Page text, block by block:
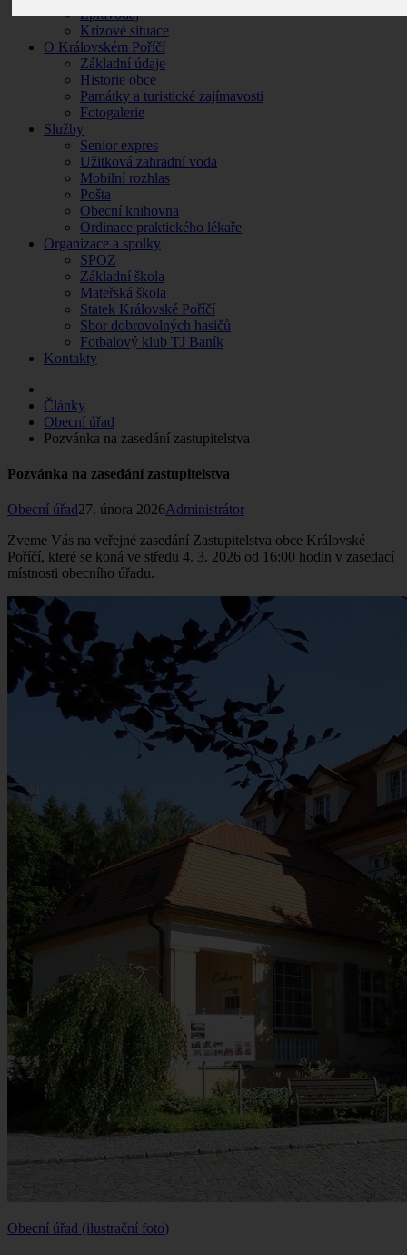
Zpravodaj
Krizové situace
O Královském Poříčí
Základní údaje
Historie obce
Památky a turistické zajímavosti
Fotogalerie
Služby
Senior expres
Užitková zahradní voda
Mobilní rozhlas
Pošta
Obecní knihovna
Ordinace praktického lékaře
Organizace a spolky
SPOZ
Základní škola
Mateřská škola
Statek Královské Poříčí
Sbor dobrovolných hasičů
Fotbalový klub TJ Baník
Kontakty
Články
Obecní úřad
Pozvánka na zasedání zastupitelstva
Pozvánka na zasedání zastupitelstva
Obecní úřad27. února 2026Administrátor
Zveme Vás na veřejné zasedání Zastupitelstva obce Královské
Poříčí, které se koná ve středu 4. 3. 2026 od 16:00 hodin v zasedací
místnosti obecního úřadu.
Obecní úřad (ilustrační foto)